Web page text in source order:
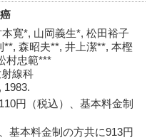
寛*, 山岡義生*, 松田裕子
森昭夫**, 井上潔**, 本樫
村忠範***
線科
1983.
円（税込）、基本料金制
基本料金制の方共に913円